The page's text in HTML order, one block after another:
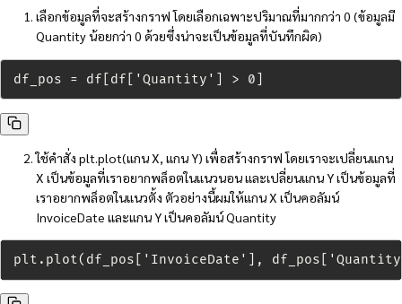
เลือกข้อมูลที่จะสร้างกราฟ โดยเลือกเฉพาะปริมาณที่มากกว่า 0 (ข้อมูลมี
Quantity น้อยกว่า 0 ด้วยซึ่งน่าจะเป็นข้อมูลที่บันทึกผิด)
df_pos = df[df['Quantity'] > 0]
ใช้คำสั่ง plt.plot(แกน X, แกน Y) เพื่อสร้างกราฟ โดยเราจะเปลี่ยนแกน
X เป็นข้อมูลที่เราอยากพล็อตในแนวนอน และเปลี่ยนแกน Y เป็นข้อมูลที่
เราอยากพล็อตในแนวตั้ง ตัวอย่างนี้ผมให้แกน X เป็นคอลัมน์
InvoiceDate และแกน Y เป็นคอลัมน์ Quantity
plt.plot(df_pos['InvoiceDate'],